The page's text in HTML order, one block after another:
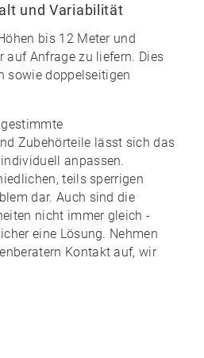
und Variabilität
bis 12 Meter und
auf Anfrage zu liefern. Dies
sowie doppelseitigen
Zubehörteile lässt sich das
anpassen.
teils sperrigen
dar. Auch sind die
nicht immer gleich -
eine Lösung. Nehmen
Kontakt auf, wir